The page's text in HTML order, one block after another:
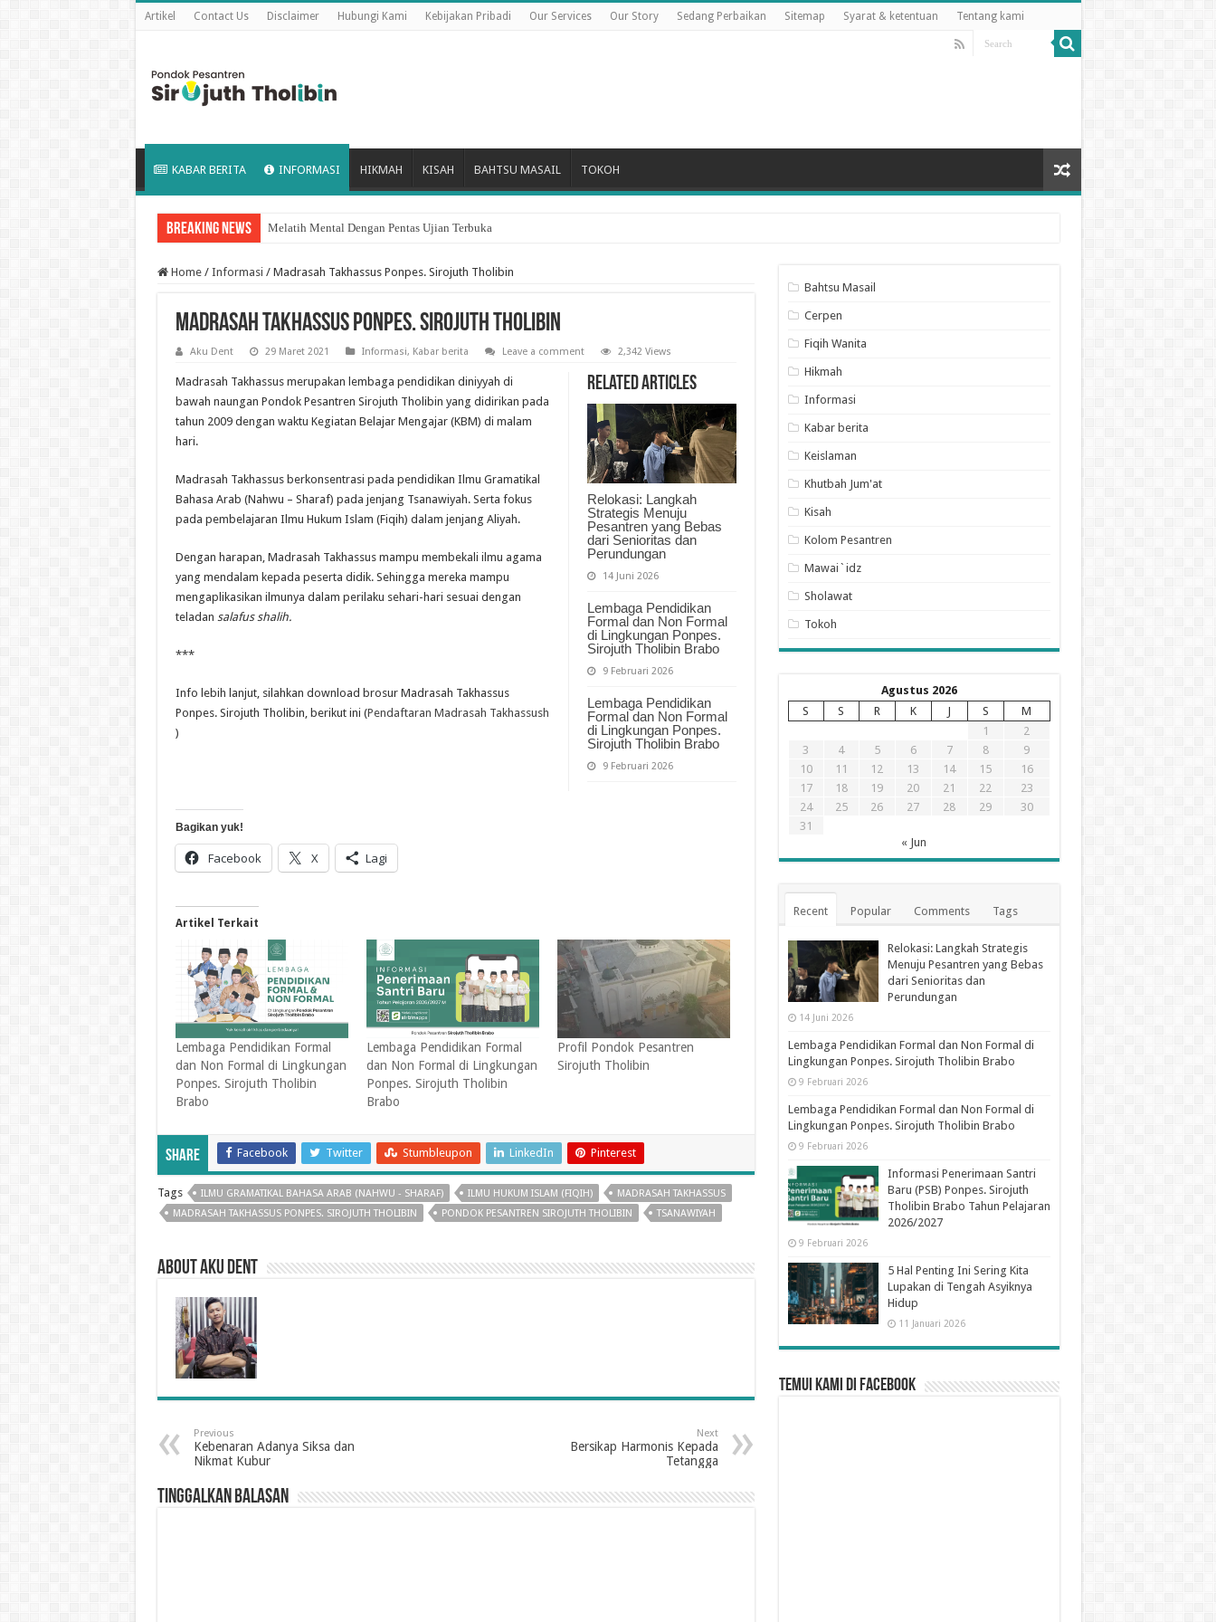
Artikel Contact Us Disclaimer Hubungi Kami Kebijakan Pribadi Our Services Our Story Sedang Perbaikan Sitemap Syarat & ketentuan Tentang kami
KABAR BERITA INFORMASI HIKMAH KISAH BAHTSU MASAIL TOKOH
Breaking News Melatih Mental Dengan Pentas Ujian Terbuka
Keutamaan puasa Sembilan Hari Pertama Bulan Dzulhijjah
Home / Informasi / Madrasah Takhassus Ponpes. Sirojuth Tholibin
Madrasah Takhassus Ponpes. Sirojuth Tholibin
Aku Dent 29 Maret 2021 Informasi, Kabar berita Leave a comment 2,342 Views
Related Articles
Relokasi: Langkah
Strategis Menuju
Pesantren yang Bebas
dari Senioritas dan
Perundungan
14 Juni 2026
Lembaga Pendidikan
Formal dan Non Formal
di Lingkungan Ponpes.
Sirojuth Tholibin Brabo
9 Februari 2026
Lembaga Pendidikan
Formal dan Non Formal
di Lingkungan Ponpes.
Sirojuth Tholibin Brabo
9 Februari 2026
Madrasah Takhassus merupakan lembaga pendidikan diniyyah di
bawah naungan Pondok Pesantren Sirojuth Tholibin yang didirikan pada
tahun 2009 dengan waktu Kegiatan Belajar Mengajar (KBM) di malam
hari.
Madrasah Takhassus berkonsentrasi pada pendidikan Ilmu Gramatikal
Bahasa Arab (Nahwu – Sharaf) pada jenjang Tsanawiyah. Serta fokus
pada pembelajaran Ilmu Hukum Islam (Fiqih) dalam jenjang Aliyah.
Dengan harapan, Madrasah Takhassus mampu membekali ilmu agama
yang mendalam kepada peserta didik. Sehingga mereka mampu
mengaplikasikan ilmunya dalam perilaku sehari-hari sesuai dengan
teladan salafus shalih.
***
Info lebih lanjut, silahkan download brosur Madrasah Takhassus
Ponpes. Sirojuth Tholibin, berikut ini (Pendaftaran Madrasah Takhassush
)
Bagikan yuk!
Facebook X Lagi
Artikel Terkait
Lembaga Pendidikan Formal
dan Non Formal di Lingkungan
Ponpes. Sirojuth Tholibin
Brabo
Lembaga Pendidikan Formal
dan Non Formal di Lingkungan
Ponpes. Sirojuth Tholibin
Brabo
Profil Pondok Pesantren
Sirojuth Tholibin
Share Facebook Twitter Stumbleupon LinkedIn Pinterest
Tags ILMU GRAMATIKAL BAHASA ARAB (NAHWU - SHARAF) ILMU HUKUM ISLAM (FIQIH)
MADRASAH TAKHASSUS
MADRASAH TAKHASSUS PONPES. SIROJUTH THOLIBIN
PONDOK PESANTREN SIROJUTH THOLIBIN TSANAWIYAH
About Aku Dent
Previous
Kebenaran Adanya Siksa dan
Nikmat Kubur
Next
Bersikap Harmonis Kepada
Tetangga
Tinggalkan Balasan
Bahtsu Masail
Cerpen
Fiqih Wanita
Hikmah
Informasi
Kabar berita
Keislaman
Khutbah Jum'at
Kisah
Kolom Pesantren
Mawai`idz
Sholawat
Tokoh
Agustus 2026
S
S R K J S
M
1
2
3
4 5 6 7 8
9
10
11 12 13 14 15
16
17
18 19 20 21 22
23
24
25 26 27 28 29
30
31
« Jun
Recent Popular Comments Tags
Relokasi: Langkah Strategis
Menuju Pesantren yang Bebas
dari Senioritas dan
Perundungan
14 Juni 2026
Lembaga Pendidikan Formal dan Non Formal di
Lingkungan Ponpes. Sirojuth Tholibin Brabo
9 Februari 2026
Lembaga Pendidikan Formal dan Non Formal di
Lingkungan Ponpes. Sirojuth Tholibin Brabo
9 Februari 2026
Informasi Penerimaan Santri
Baru (PSB) Ponpes. Sirojuth
Tholibin Brabo Tahun Pelajaran
2026/2027
9 Februari 2026
5 Hal Penting Ini Sering Kita
Lupakan di Tengah Asyiknya
Hidup
11 Januari 2026
Temui Kami di Facebook